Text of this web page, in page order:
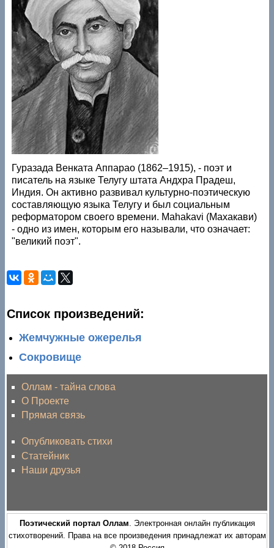
Гуразада Венката Аппарао (1862–1915), - поэт и
писатель на языке Телугу штата Андхра Прадеш,
Индия. Он активно развивал культурно-поэтическую
составляющую языка Телугу и был социальным
реформатором своего времени. Mahakavi (Махакави)
- одно из имен, которым его называли, что означает:
"великий поэт".
Список произведений:
Жемчужные ожерелья
Сокровище
Оллам - тайна слова
О Проекте
Прямая связь
Опубликовать стихи
Статейник
Наши друзья
Поэтический портал Оллам. Электронная онлайн публикация
стихотворений. Права на все произведения принадлежат их авторам